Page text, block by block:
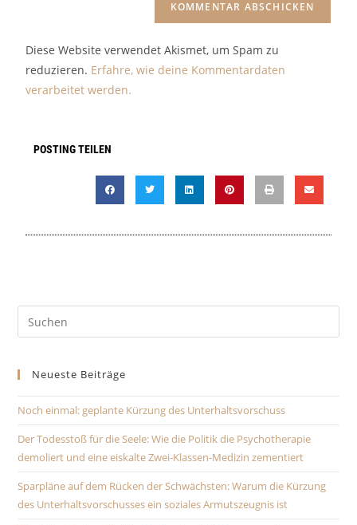
Diese Website verwendet Akismet, um Spam zu
reduzieren. Erfahre, wie deine Kommentardaten
verarbeitet werden.
POSTING TEILEN
Neueste Beiträge
Noch einmal: geplante Kürzung des Unterhaltsvorschuss
Der Todesstoß für die Seele: Wie die Politik die Psychotherapie
demoliert und eine eiskalte Zwei-Klassen-Medizin zementiert
Sparpläne auf dem Rücken der Schwächsten: Warum die Kürzung
des Unterhaltsvorschusses ein soziales Armutszeugnis ist